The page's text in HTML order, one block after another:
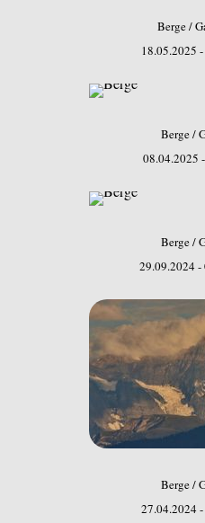
Berge /
18.05.2025
Berge /
08.04.2025
Berge /
29.09.2024 -
Berge /
27.04.2024